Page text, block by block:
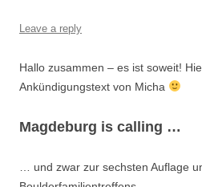
Leave a reply
Hallo zusammen – es ist soweit!
Ankündigungstext von Micha
Magdeburg is calling …
… und zwar zur sechsten Auflage